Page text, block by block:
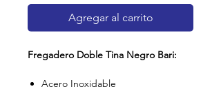
Agregar al carrito
Fregadero Doble Tina Negro Bari:
Acero Inoxidable